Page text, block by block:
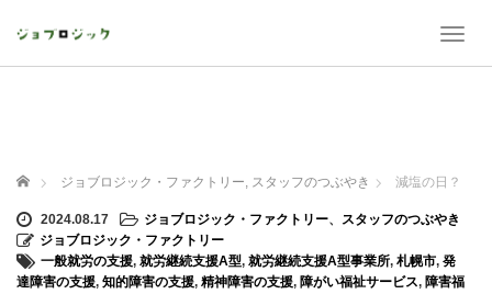
T
a
v
g
a
ホーム ジョブロジック・ファクトリー, スタッフのつぶやき 減塩の日？
2024.08.17 ジョブロジック・ファクトリー、 スタッフのつぶやき
ジョブロジック・ファクトリー
一般就労の支援, 就労継続支援A型, 就労継続支援A型事業所, 札幌市, 発
達障害の支援, 知的障害の支援, 精神障害の支援, 障がい福祉サービス, 障害福